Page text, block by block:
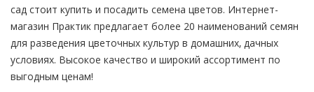
сад стоит купить и посадить семена цветов. Интернет-
магазин Практик предлагает более 20 наименований семян
для разведения цветочных культур в домашних, дачных
условиях. Высокое качество и широкий ассортимент по
выгодным ценам!